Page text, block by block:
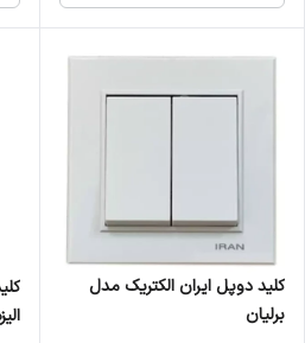
کلید دوپل ایران الکتریک مدل
برلیان